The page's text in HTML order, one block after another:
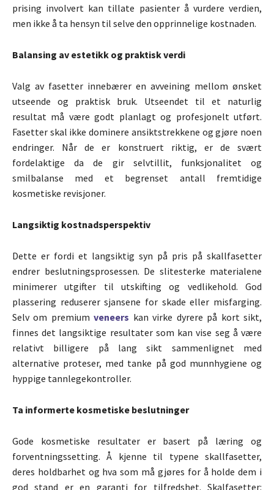
prising involvert kan tillate pasienter å vurdere verdien,
men ikke å ta hensyn til selve den opprinnelige kostnaden.
Balansing av estetikk og praktisk verdi
Valg av fasetter innebærer en avveining mellom ønsket
utseende og praktisk bruk. Utseendet til et naturlig
resultat må være godt planlagt og profesjonelt utført.
Fasetter skal ikke dominere ansiktstrekkene og gjøre noen
endringer. Når de er konstruert riktig, er de svært
fordelaktige da de gir selvtillit, funksjonalitet og
smilbalanse med et begrenset antall fremtidige
kosmetiske revisjoner.
Langsiktig kostnadsperspektiv
Dette er fordi et langsiktig syn på pris på skallfasetter
endrer beslutningsprosessen. De slitesterke materialene
minimerer utgifter til utskifting og vedlikehold. God
plassering reduserer sjansene for skade eller misfarging.
Selv om premiumveneers kan virke dyrere på kort sikt,
finnes det langsiktige resultater som kan vise seg å være
relativt billigere på lang sikt sammenlignet med
alternative proteser, med tanke på god munnhygiene og
hyppige tannlegekontroller.
Ta informerte kosmetiske beslutninger
Gode kosmetiske resultater er basert på læring og
forventningssetting. Å kjenne til typene skallfasetter,
deres holdbarhet og hva som må gjøres for å holde dem i
god stand er en garanti for tilfredshet. Skalfasetter: